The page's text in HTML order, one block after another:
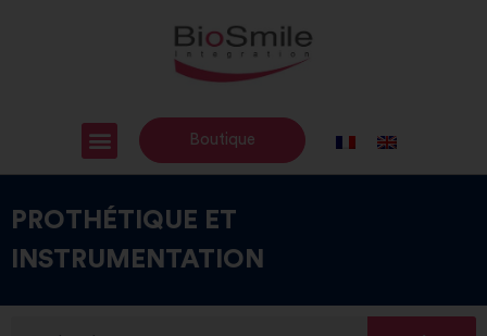
Boutique
PROTHÉTIQUE ET
INSTRUMENTATION